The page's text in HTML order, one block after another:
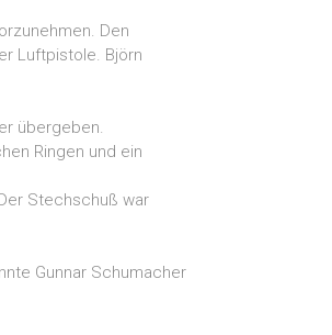
Den
Luftpistole. Björn
übergeben.
Ringen und ein
Stechschuß war
Gunnar Schumacher